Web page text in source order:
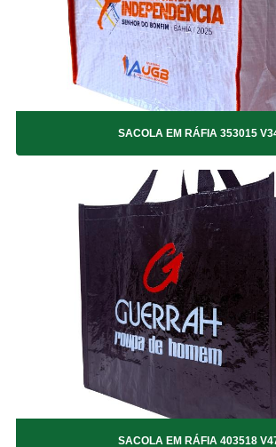
SACOLA EM RÁFIA 403518 V30
SACOLA EM RÁFIA 403518 V31
SACOLA EM RÁFIA 403518 V32
SACOLA EM RÁFIA 403518 V33
SACOLA EM RÁFIA 403518 V35
SACOLA EM RÁFIA 403518 V36
SACOLA EM RÁFIA 403518 V37
SACOLA EM RÁFIA 403518 V38
SACOLA EM RÁFIA 403518 V39
SACOLA EM RÁFIA 403518 V40
SACOLA EM RÁFIA 403518 V41
SACOLA EM RÁFIA 403518 V42
SACOLA EM RÁFIA 403518 V43
SACOLA EM RÁFIA 403518 V44
SACOLA EM RÁFIA 403518 V45
SACOLA EM RÁFIA 403518 V46
SACOLA EM RÁFIA 403518 V47
SACOLA EM RÁFIA 403518 V48
SACOLA EM RÁFIA 403518 V49
SACOLA EM RÁFIA 403518 V50
SACOLA EM RÁFIA 403518 V51
SACOLA EM RÁFIA 353015
SACOLA EM RÁFIA 403518